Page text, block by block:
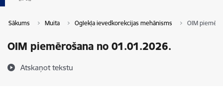
Sākums Muita Oglekļa ievedkorekcijas mehānisms OIM
OIM piemērošana no 01.01.2026.
Atskaņot tekstu